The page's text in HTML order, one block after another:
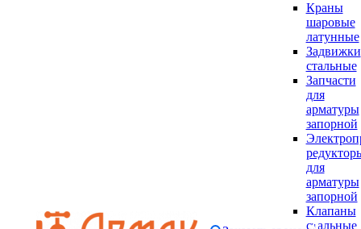
Краны
шаровые
латунные
Задвижки
стальные
Запчасти
для
арматуры
запорной
для
арматуры
запорной
Клапаны
стальные